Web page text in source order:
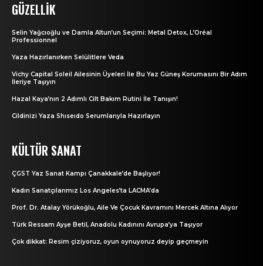
GÜZELLIK
Selin Yağcıoğlu ve Damla Altun’un Seçimi: Metal Detox, L’Oréal
Professionnel
Yaza Hazırlanırken Selülitlere Veda
Vichy Capital Soleil Ailesinin Üyeleri İle Bu Yaz Güneş Korumasını Bir Adım
İleriye Taşıyın
Hazal Kaya’nın 2 Adımlı Cilt Bakım Rutini İle Tanışın!
Cildinizi Yaza Shıseıdo Serumlarıyla Hazırlayın
KÜLTÜR SANAT
ÇGST Yaz Sanat Kampı Çanakkale’de Başlıyor!
Kadın Sanatçılarımız Los Angeles’ta LACMA’da
Prof. Dr. Atalay Yörükoğlu, Aile Ve Çocuk Kavramını Mercek Altına Alıyor
Türk Ressam Ayşe Betil, Anadolu Kadınını Avrupa’ya Taşıyor
Çok dikkat: Resim çiziyoruz, oyun oynuyoruz deyip geçmeyin